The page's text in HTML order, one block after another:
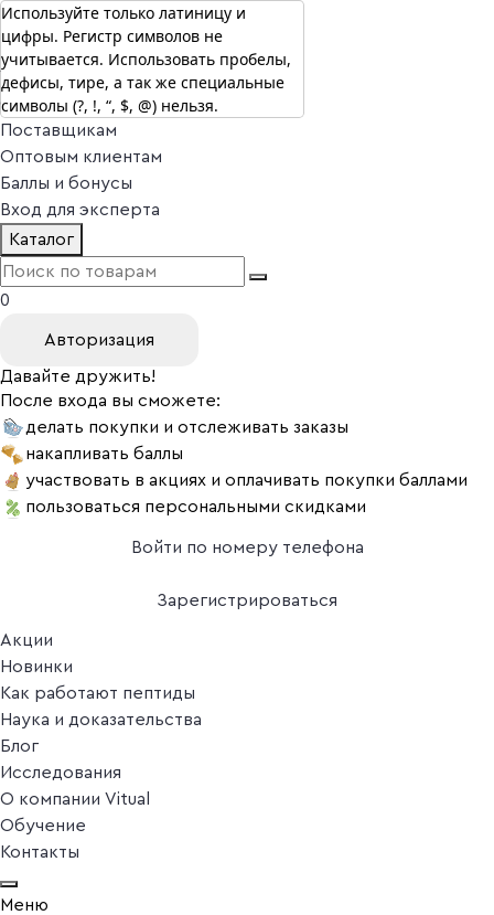
г. Москва
Vitual Peptide +7 (800) 101-13-25
Специалистам
Поставщикам
Оптовым клиентам
Баллы и бонусы
Вход для эксперта
Каталог
0
Авторизация
Давайте дружить!
После входа вы сможете:
делать покупки и отслеживать заказы
накапливать баллы
участвовать в акциях и оплачивать покупки баллами
пользоваться персональными скидками
Войти по номеру телефона
Зарегистрироваться
Акции
Новинки
Как работают пептиды
Наука и доказательства
Блог
Исследования
О компании Vitual
Обучение
Контакты
Меню
Используйте только латиницу и
цифры. Регистр символов не
учитывается. Использовать пробелы,
дефисы, тире, а так же специальные
символы (?, !, “, $, @) нельзя.